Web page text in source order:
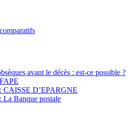
avant le décès : est-ce possible ?
CAISSE D’EPARGNE
La Banque postale